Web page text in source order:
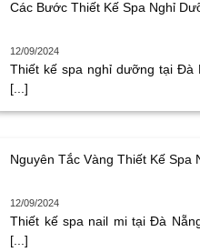
Các Bước Thiết Kế Spa Nghỉ
12/09/2024
Thiết kế spa nghỉ dưỡng tại Đà
[...]
Nguyên Tắc Vàng Thiết Kế
12/09/2024
Thiết kế spa nail mi tại Đà
[...]